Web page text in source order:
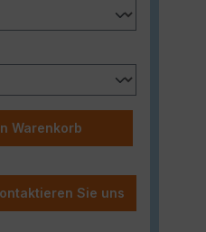
den
Warenkorb
Sie uns